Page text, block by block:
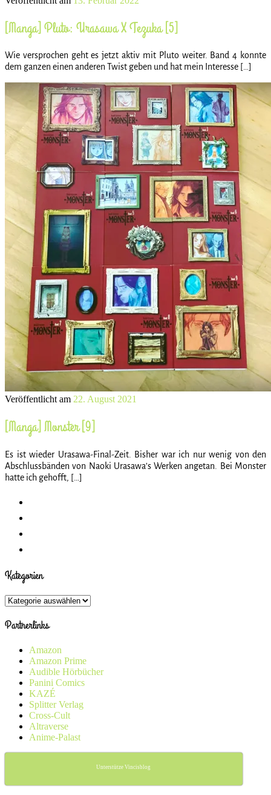
[Manga] Pluto: Urasawa X Tezuka [5]
Wie versprochen geht es jetzt aktiv mit Pluto weiter. Band 4 konnte
dem ganzen einen anderen Twist geben und hat mein Interesse […]
Veröffentlicht am 22. August 2021
[Manga] Monster [9]
Es ist wieder Urasawa-Final-Zeit. Bisher war ich nur wenig von den
Abschlussbänden von Naoki Urasawa’s Werken angetan. Bei Monster
hatte ich gehofft, […]
Kategorien
Kategorien
Partnerlinks
Amazon
Amazon Prime
Audible Hörbücher
Panini Comics
KAZÉ
Splitter Verlag
Cross-Cult
Altraverse
Anime-Palast
Unterstütze Vincisblog